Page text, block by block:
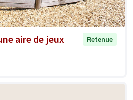
aire de jeux
Retenue